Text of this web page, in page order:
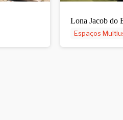
Lona Jacob do
Espaços